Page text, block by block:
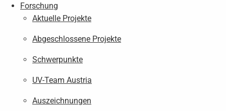
Forschung
Aktuelle Projekte
Abgeschlossene Projekte
Schwerpunkte
UV-Team Austria
Auszeichnungen